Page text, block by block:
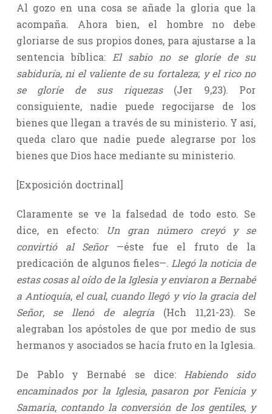
Al gozo en una cosa se añade la gloria que la
acompaña. Ahora bien, el hombre no debe
gloriarse de sus propios dones, para ajustarse a la
sentencia bíblica: El sabio no se gloríe de su
sabiduría,ni el valiente de su fortaleza; y el rico no
se gloríe de sus riquezas (Jer 9,23). Por
consiguiente, nadie puede regocijarse de los
bienes que llegan a través de su ministerio. Y así,
queda claro que nadie puede alegrarse por los
bienes que Dios hace mediante su ministerio.
[Exposición doctrinal]
Claramente se ve la falsedad de todo esto. Se
dice, en efecto: Un gran número creyó y se
convirtió al Señor —éste fue el fruto de la
predicación de algunos fieles—. Llegó la noticia de
estas cosas al oído de la Iglesia y enviaron a Bernabé
a Antioquía, el cual, cuando llegó y vio la gracia del
Señor,se llenó de alegría (Hch 11,21-23). Se
alegraban los apóstoles de que por medio de sus
hermanos y asociados se hacía fruto en la Iglesia.
De Pablo y Bernabé se dice: Habiendo sido
encaminados por la Iglesia,pasaron por Fenicia y
Samaria,contando la conversión de los gentiles,y